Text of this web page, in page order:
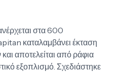
στα 600
καταλαμβάνει έκταση
αποτελείται από ράφια
εξοπλισμό. Σχεδιάστηκε